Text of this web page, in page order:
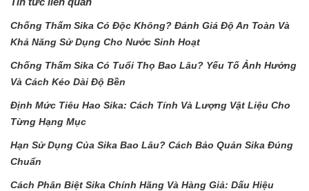
Chống Thấm Sika Có Độc Không? Đánh Giá Độ An Toàn Và
Khả Năng Sử Dụng Cho Nước Sinh Hoạt
Chống Thấm Sika Có Tuổi Thọ Bao Lâu? Yếu Tố Ảnh Hưởng
Và Cách Kéo Dài Độ Bền
Định Mức Tiêu Hao Sika: Cách Tính Và Lượng Vật Liệu Cho
Từng Hạng Mục
Hạn Sử Dụng Của Sika Bao Lâu? Cách Bảo Quản Sika Đúng
Chuẩn
Cách Phân Biệt Sika Chính Hãng Và Hàng Giả: Dấu Hiệu